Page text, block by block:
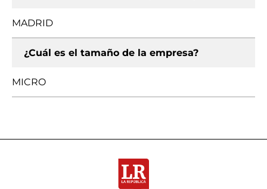
MADRID
¿Cuál es el tamaño de la empresa?
MICRO